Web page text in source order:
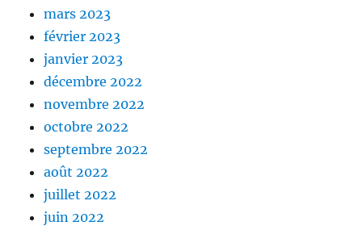
mars 2023
février 2023
janvier 2023
décembre 2022
novembre 2022
octobre 2022
septembre 2022
août 2022
juillet 2022
juin 2022